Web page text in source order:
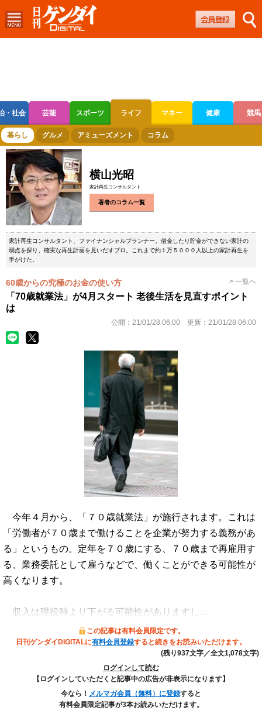
・社会 芸能 スポーツ ライフ マネー 健康 競馬
ボートレース 競輪 オートレース
暮らし グルメ アミューズメント コラム
横山光昭
家計再生コンサルタント
著者のコラム一覧
家計再生コンサルタント、ファイナンシャルプランナー。借金したり貯金ができない家計の
弱点を探り、確実な再生計画を見いだすプロ。これまで約１万５０００人以上の家計再生を
手がけた。
60歳からの究極のお金の使い方 > 一覧へ
「70歳就業法」が4月スタート 老後生活を見直すポイント
は
公開： 21/01/28 06:00 更新： 21/01/28 06:00
今年４月から、「７０歳就業法」が施行されます。これは
「労働者が７０歳まで働けることを企業が努力する義務があ
る」というもの。定年を７０歳にする、７０歳まで再雇用す
る、業務委託として雇うなどで、働くことができる可能性が
高くなります。
収入は現役時より下がる可能性がありますし…
この記事は有料会員限定です。
日刊ゲンダイDIGITALに有料会員登録すると続きをお読みいただけます。
(残り937文字／全文1,078文字)
ログインして読む
【ログインしていただくと記事中の広告が非表示になります】
今なら！ メルマガ会員（無料）に登録すると
有料会員限定記事が3本お読みいただけます。